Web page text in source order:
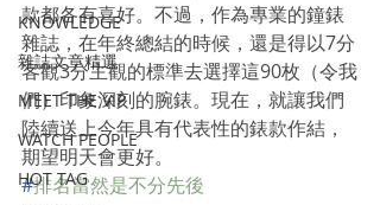
KNOWLEDGE
雜誌文章精選
MEET THE VIP
WATCH PEOPLE
HOT TAG
款都各有喜好。不過，作為專業的鐘錶
雜誌，在年終總結的時候，還是得以7分
客觀3分主觀的標準去選擇這90枚（令我
們）印象深刻的腕錶。現在，就讓我們
陸續送上今年具有代表性的錶款作結，
期望明天會更好。
#排名當然是不分先後